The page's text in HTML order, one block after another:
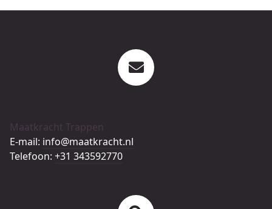
Maatkracht Trappen
E-mail: info@maatkracht.nl
Telefoon: +31 343592770